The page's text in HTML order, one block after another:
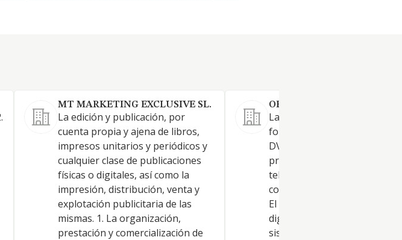
MT MARKETING EXCLUSIVE SL.
La edición y publicación, por
cuenta propia y ajena de libros,
impresos unitarios y periódicos y
cualquier clase de publicaciones
físicas o digitales, así como la
impresión, distribución, venta y
explotación publicitaria de las
mismas. 1. La organización,
prestación y comercialización de
ORDERBOOKTRADING SL.
La edición de libros en
formato, físico, digital, e
DVD, Blue ray y la formación
profesional presencial o
telemática sobre finanzas
contabilidad e Inversión y
El comercio electrónico y
digitalización de procesos y
sistemas de información